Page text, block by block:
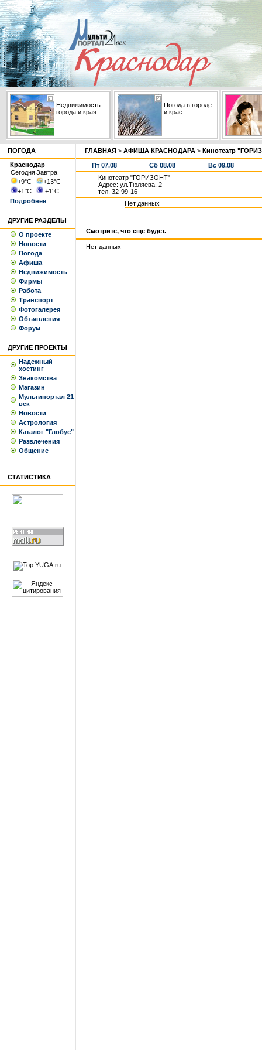
Недвижимость
города и края
Погода в городе
и крае
ПОГОДА
Краснодар
СегодняЗавтра
+9°С +13°С
+1°С +1°С
Подробнее
ДРУГИЕ РАЗДЕЛЫ
О проекте
Новости
Погода
Афиша
Недвижимость
Фирмы
Работа
Транспорт
Фотогалерея
Объявления
Форум
ДРУГИЕ ПРОЕКТЫ
Надежный
хостинг
Знакомства
Магазин
Мультипортал 21
век
Новости
Астрология
Каталог "Глобус"
Развлечения
Общение
СТАТИСТИКА
ГЛАВНАЯ > АФИША КРАСНОДАРА > Кинотеатр
Пт 07.08 Сб 08.08
Вс 09.08
Кинотеатр "ГОРИЗОНТ"
Адрес: ул.Тюляева, 2
тел. 32-99-16
Нет данных
Смотрите, что еще будет.
Нет данных